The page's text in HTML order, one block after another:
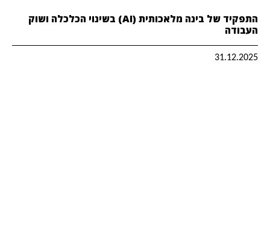
התפקיד של בינה מלאכותית (AI) בשינוי הכלכלה ושוק
העבודה
31.12.2025